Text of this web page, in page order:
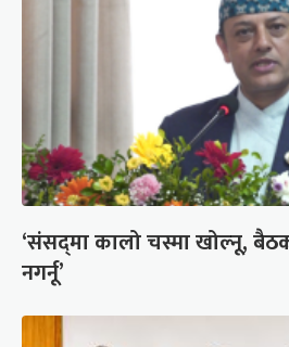
‘संसद्‍मा कालो चस्मा खोल्नू,
नगर्नू’